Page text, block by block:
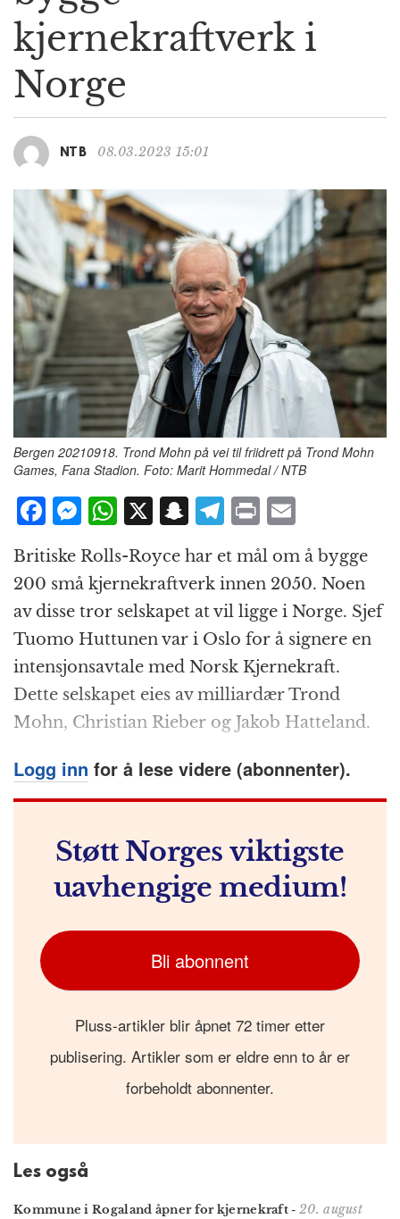
a
t
kjernekraftverk i
Norge
NTB 08.03.2023 15:01
Bergen 20210918. Trond Mohn på vei til friidrett på Trond Mohn
Games, Fana Stadion. Foto: Marit Hommedal / NTB
F
a
c
e
b
o
o
k
M
e
ss
e
n
g
e
r
W
h
at
s
A
p
p
X S
a
p
c
h
at
T
e
g
r
a
m
P
ri
n
t
m
ai
l
Britiske Rolls-Royce har et mål om å bygge
200 små kjernekraftverk innen 2050. Noen
av disse tror selskapet at vil ligge i Norge. Sjef
Tuomo Huttunen var i Oslo for å signere en
intensjonsavtale med Norsk Kjernekraft.
Dette selskapet eies av milliardær Trond
Mohn, Christian Rieber og Jakob Hatteland.
Logg inn for å lese videre (abonnenter).
Støtt Norges viktigste
uavhengige medium!
Bli abonnent
Pluss-artikler blir åpnet 72 timer etter
publisering. Artikler som er eldre enn to år er
forbeholdt abonnenter.
Les også
Kommune i Rogaland åpner for kjernekraft - 20. august